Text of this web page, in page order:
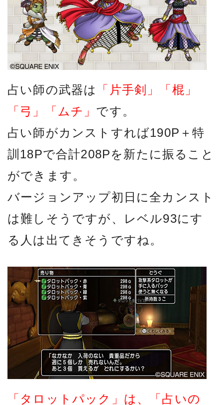
占い師の武器は
「片手剣」「棍」
「弓」「ムチ」 です。
占い師がカンストすれば190P＋特
訓18Pで合計208Pを新たに振ること
ができます。
バージョンアップ初日に全カンスト
は難しそうですが、レベル93にす
る人は出てきそうですね。
「タロットパック」は、「占いの